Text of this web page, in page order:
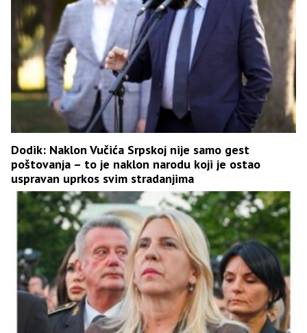
Dodik: Naklon Vučića Srpskoj nije samo gest
poštovanja – to je naklon narodu koji je ostao
uspravan uprkos svim stradanjima